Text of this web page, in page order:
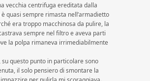
vecchia centrifuga ereditata dalla
quasi sempre rimasta nell’armadietto
era troppo macchinosa da pulire, la
sempre nel filtro e aveva parti
la polpa rimaneva irrimediabilmente
su questo punto in particolare sono
il solo pensiero di smontare la